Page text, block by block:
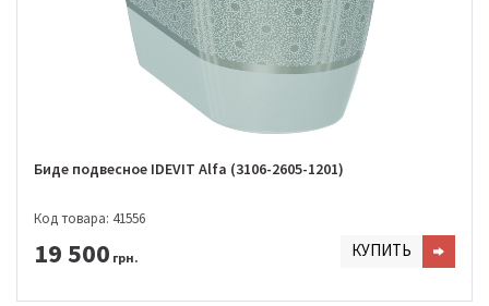
Биде подвесное IDEVIT Alfa (3106-2605-1201)
Код товара: 41556
19 500 грн. КУПИТЬ